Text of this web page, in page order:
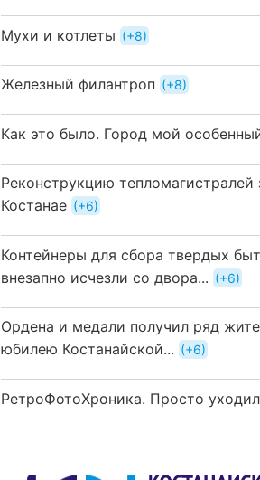
Мухи и котлеты +8
Железный филантроп +8
Как это было. Город мой
Реконструкцию
Костанае
+6
Контейнеры для сбора твердых
внезапно исчезли со двора...
+6
Ордена и медали получил ряд
юбилею Костанайской...
+6
РетроФотоХроника. Просто